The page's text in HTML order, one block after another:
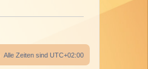
Alle Zeiten sind UTC+02:00